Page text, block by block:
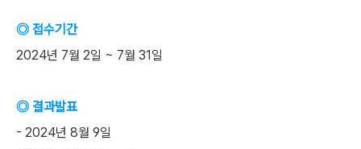
◎ 접수기간
2024년 7월 2일 ~ 7월 31일
◎ 결과발표
- 2024년 8월 9일